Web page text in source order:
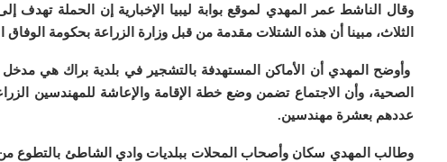
وقال الناشط عمر المهدي لموقع بوابة ليبيا الإخبارية إن الحملة
الثلاث، مبينا أن هذه الشتلات مقدمة من قبل وزارة الزراعة بحكومة الوفاق
وأوضح المهدي أن الأماكن المستهدفة بالتشجير في بلدية براك هي مدخل
الصحية، وأن الاجتماع تضمن وضع خطة الإقامة والإعاشة للمهندسين
عددهم بعشرة مهندسين.
وطالب المهدي سكان وأصحاب المحلات ببلديات وادي الشاطئ بالتطوع